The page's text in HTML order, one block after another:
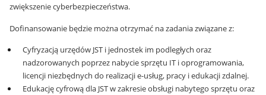
zwiększenie cyberbezpieczeństwa.
Dofinansowanie będzie można otrzymać na zadania związane z:
Cyfryzacją urzędów JST i jednostek im podległych oraz
nadzorowanych poprzez nabycie sprzętu IT i oprogramowania,
licencji niezbędnych do realizacji e-usług, pracy i edukacji zdalnej.
Edukację cyfrową dla JST w zakresie obsługi nabytego sprzętu oraz